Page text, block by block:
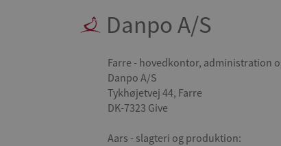
Danpo A/S
Farre - hovedkontor, administration
Danpo A/S
Tykhøjetvej 44, Farre
DK-7323 Give
Aars - slagteri og produktion: